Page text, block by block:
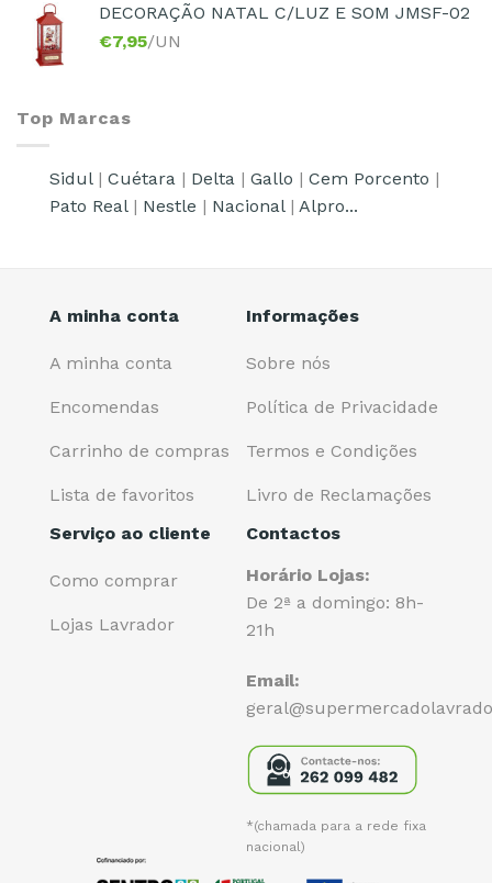
DECORAÇÃO NATAL C/LUZ E SOM JMSF-02
€7,95/UN
Top Marcas
Sidul| Cuétara | Delta | Gallo | Cem Porcento |
Pato Real| Nestle | Nacional| Alpro...
A minha conta
A minha conta
Encomendas
Carrinho de compras
Lista de favoritos
Informações
Sobre nós
Política de Privacidade
Termos e Condições
Livro de Reclamações
Serviço ao cliente
Como comprar
Lojas Lavrador
Contactos
Horário Lojas:
De 2ª a domingo: 8h-
21h
Email:
*(chamada para a rede fixa
nacional)